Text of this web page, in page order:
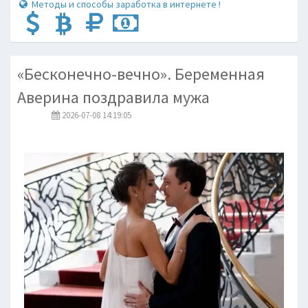
Методы и способы заработка в интернете !
«Бесконечно-вечно». Беременная
Аверина поздравила мужа
2026-07-08 14:19:05